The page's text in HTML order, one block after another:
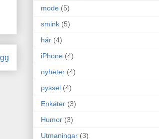
mode (5)
smink (5)
hår (4)
iPhone (4)
nyheter (4)
pyssel (4)
Enkäter (3)
Humor (3)
Utmaningar (3)